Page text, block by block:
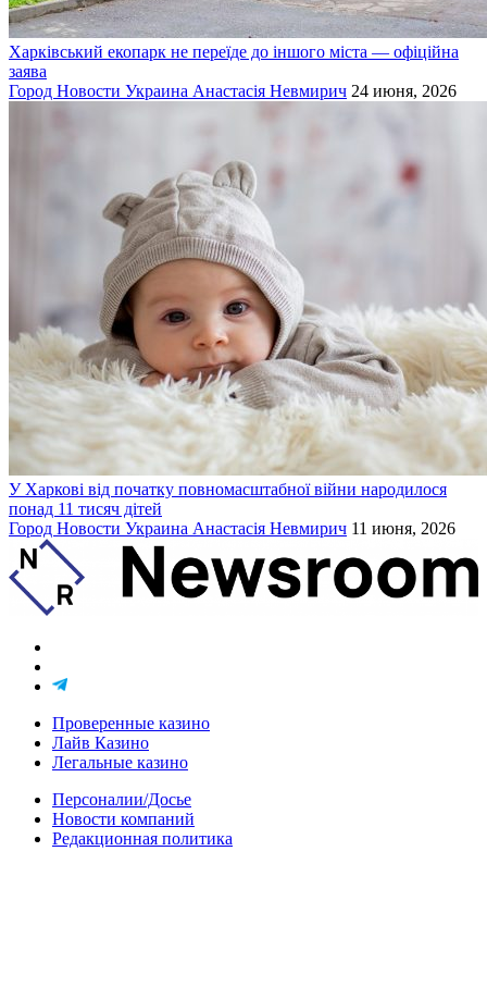
Харківський екопарк не переїде до іншого міста — офіційна
заява
Город Новости Украина Анастасія Невмирич 24 июня, 2026
У Харкові від початку повномасштабної війни народилося
понад 11 тисяч дітей
Город Новости Украина Анастасія Невмирич 11 июня, 2026
Проверенные казино
Лайв Казино
Легальные казино
Персоналии/Досье
Новости компаний
Редакционная политика